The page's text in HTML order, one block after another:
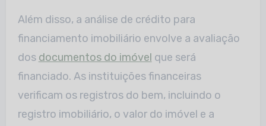
Além disso, a análise de crédito para
financiamento imobiliário envolve a avaliação
dos documentos do imóvel que será
financiado. As instituições financeiras
verificam os registros do bem, incluindo o
registro imobiliário, o valor do imóvel e a